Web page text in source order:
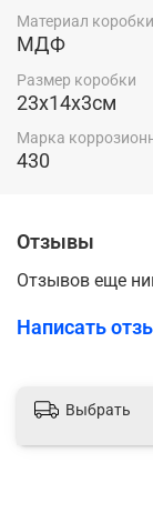
Материал коробки
МДФ
Размер коробки
23х14х3см
Марка
430
Отзывы
Отзывов еще
Написать
Выбрать